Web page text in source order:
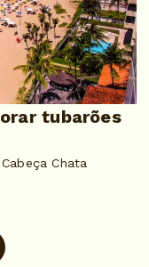
tubarões
Chata